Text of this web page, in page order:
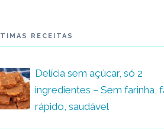
RECEITAS
Delícia sem açúcar, só 2
ingredientes – Sem farinha,
rápido, saudável